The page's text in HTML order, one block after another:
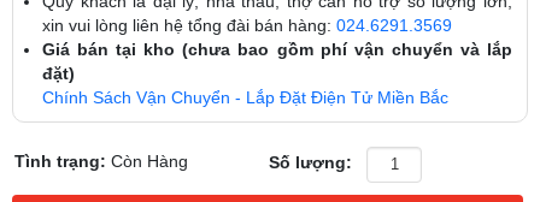
xin vui lòng liên hệ tổng đài bán hàng: 024.6291.3569
Giá bán tại kho (chưa bao gồm phí vận chuyển và lắp
đặt)
Chính Sách Vận Chuyển - Lắp Đặt Điện Tử Miền Bắc
Tình trạng:Còn Hàng Số lượng: